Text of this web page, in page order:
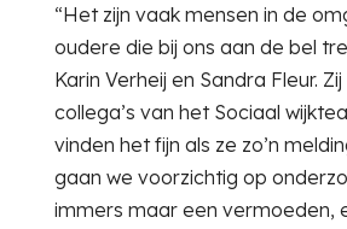
“Het zijn vaak mensen in de
oudere die bij ons aan de bel
Karin Verheij en Sandra Fleur. Zij
collega’s van het Sociaal
vinden het fijn als ze zo’n
gaan we voorzichtig op
immers maar een vermoeden,